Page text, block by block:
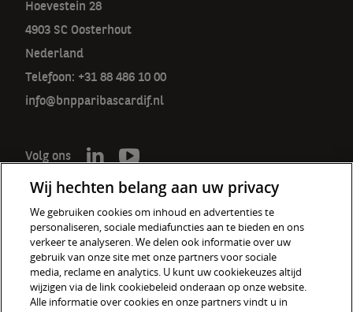
Hoevestein 28
4903 SC Oosterhout
Nederland
Telefoon: +31 88 486 10 00
info@bnpparibascardif.nl
Volg ons
De verzekeraar voor een wereld
Cookiebeleid
Wij hechten belang aan uw privacy
We gebruiken cookies om inhoud en advertenties te
personaliseren, sociale mediafuncties aan te bieden en ons
verkeer te analyseren. We delen ook informatie over uw
gebruik van onze site met onze partners voor sociale
media, reclame en analytics. U kunt uw cookiekeuzes altijd
wijzigen via de link cookiebeleid onderaan op onze website.
Alle informatie over cookies en onze partners vindt u in